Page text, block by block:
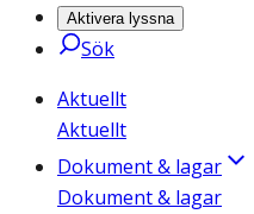
Aktivera lyssna
Sök
Aktuellt
Aktuellt
Dokument & lagar
Dokument & lagar